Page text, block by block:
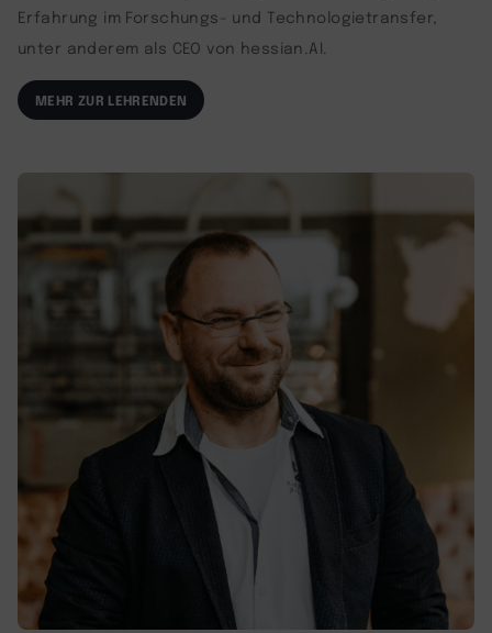
Erfahrung im Forschungs- und Technologietransfer,
unter anderem als CEO von hessian.AI.
MEHR ZUR LEHRENDEN